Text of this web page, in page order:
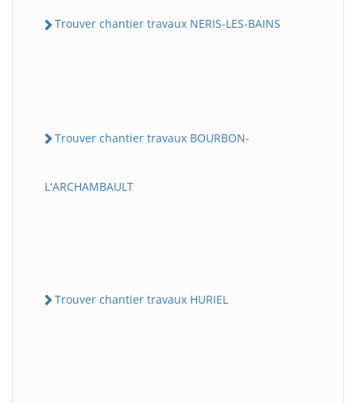
Trouver chantier travaux NERIS-LES-BAINS
Trouver chantier travaux BOURBON-
L'ARCHAMBAULT
Trouver chantier travaux HURIEL